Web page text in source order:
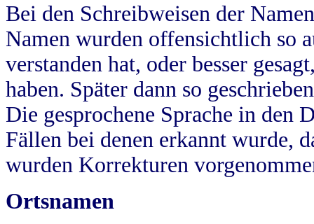
Bei den Schreibweisen der
Namen wurden offensichtlich so
verstanden hat, oder besser
haben. Später dann so
Die gesprochene Sprache in
Fällen bei denen erkannt wurde,
wurden Korrekturen
Ortsnamen